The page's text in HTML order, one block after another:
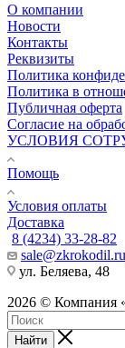
О компании
Новости
Контакты
Реквизиты
Политика
Политика в
Публичная оферта
Согласие на
УСЛОВИЯ
Помощь
Условия оплаты
Доставка
8 (4234) 33-28-82
sale@zkrokodil.ru
ул. Беляева, 48
2026 © Компания
Найти